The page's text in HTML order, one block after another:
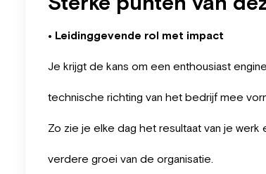
• Leidinggevende rol met impact
Je krijgt de kans om een enthousiast
technische richting van het bedrijf mee
Zo zie je elke dag het resultaat van je
verdere groei van de organisatie.